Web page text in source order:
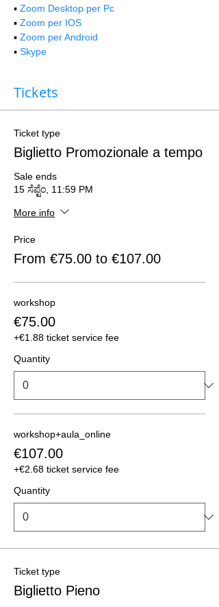
▪️ Zoom Desktop per Pc
▪️ Zoom per IOS
▪️ Zoom per Android
▪️ Skype
Tickets
Ticket type
Biglietto Promozionale a tempo
Sale ends
15 ಸೆಪ್ಟೆಂ, 11:59 PM
More info
Price
From €75.00 to €107.00
workshop
€75.00
+€1.88 ticket service fee
Quantity
workshop+aula_online
€107.00
+€2.68 ticket service fee
Quantity
Ticket type
Biglietto Pieno